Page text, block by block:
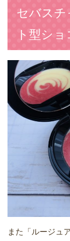
セバスチ
ト型ショ
また「ルージュ